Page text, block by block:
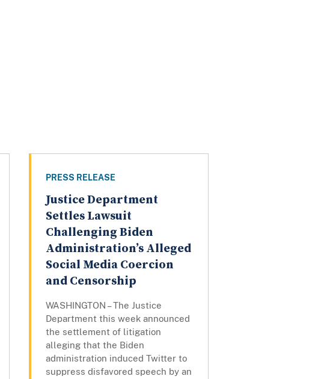
PRESS RELEASE
Justice Department
Settles Lawsuit
Challenging Biden
Administration’s Alleged
Social Media Coercion
and Censorship
WASHINGTON – The Justice
Department this week announced
the settlement of litigation
alleging that the Biden
administration induced Twitter to
suppress disfavored speech by an